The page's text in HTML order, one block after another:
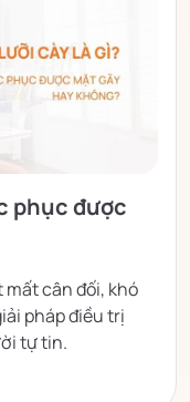
phục được
mất cân đối, khó
pháp điều trị
tự tin.